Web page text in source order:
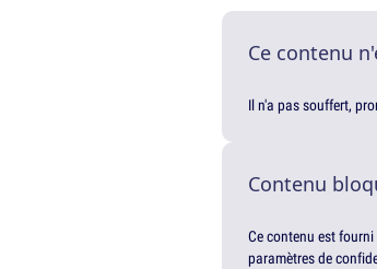
Ce contenu
Il n'a pas souffert,
Contenu
Ce contenu est
paramètres de